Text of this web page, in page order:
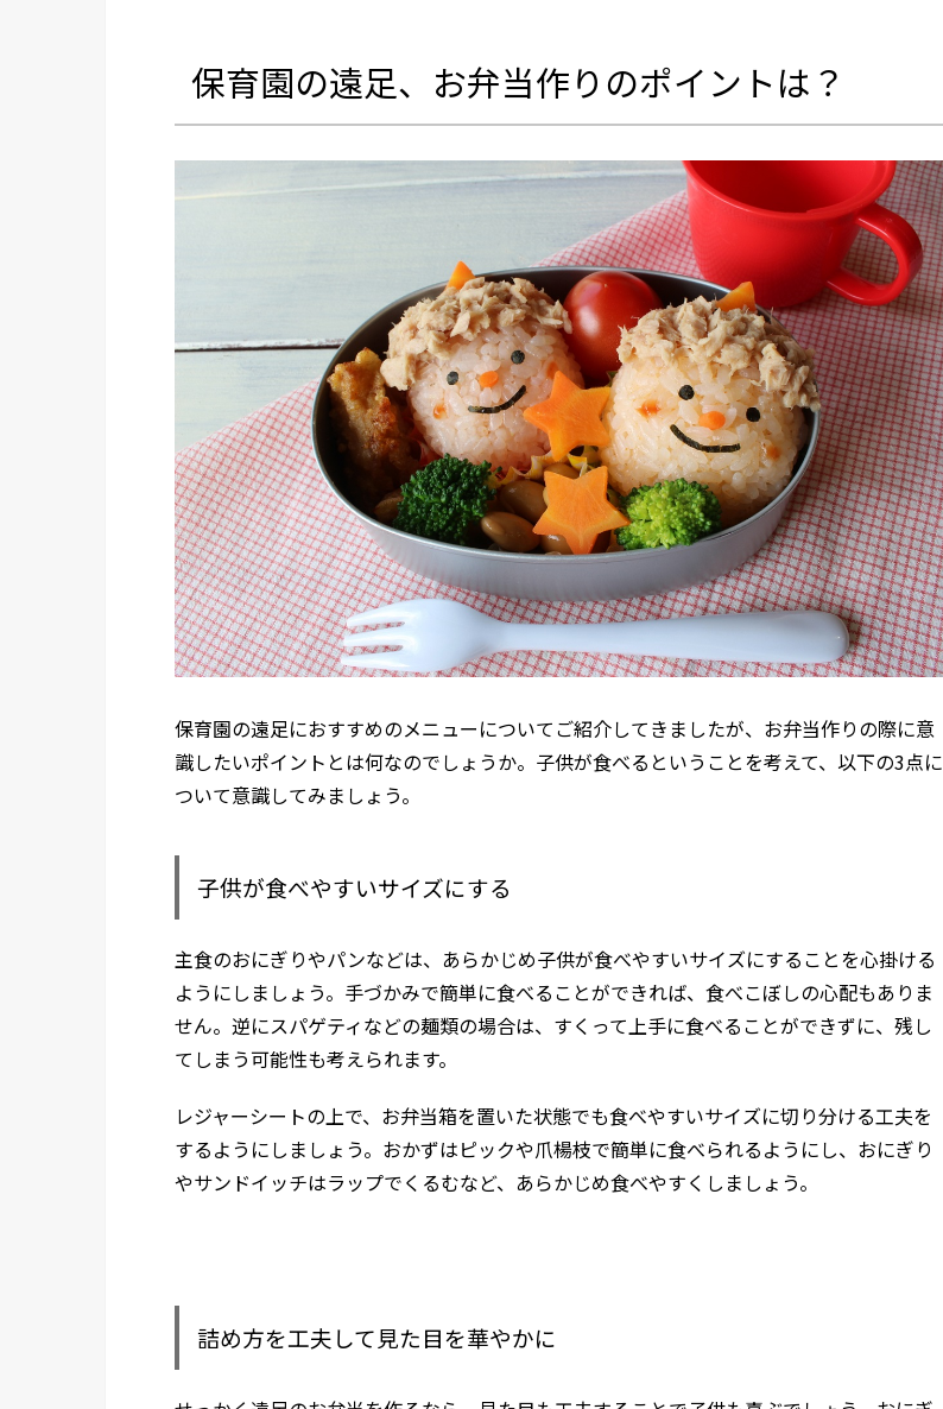
保育園の遠足、お弁当作りのポイントは？
保育園の遠足におすすめのメニューについてご紹介してきましたが、お弁当作りの際に意
識したいポイントとは何なのでしょうか。子供が食べるということを考えて、以下の3点に
ついて意識してみましょう。
子供が食べやすいサイズにする
主食のおにぎりやパンなどは、あらかじめ子供が食べやすいサイズにすることを心掛ける
ようにしましょう。手づかみで簡単に食べることができれば、食べこぼしの心配もありま
せん。逆にスパゲティなどの麺類の場合は、すくって上手に食べることができずに、残し
てしまう可能性も考えられます。
レジャーシートの上で、お弁当箱を置いた状態でも食べやすいサイズに切り分ける工夫を
するようにしましょう。おかずはピックや爪楊枝で簡単に食べられるようにし、おにぎり
やサンドイッチはラップでくるむなど、あらかじめ食べやすくしましょう。
詰め方を工夫して見た目を華やかに